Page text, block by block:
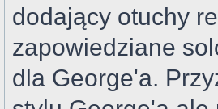
dodający otuchy
zapowiedziane
dla George'a.